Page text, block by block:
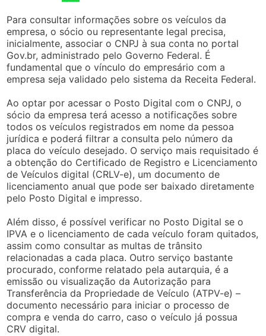
Para consultar informações sobre os veículos da
empresa, o sócio ou representante legal precisa,
inicialmente, associar o CNPJ à sua conta no portal
Gov.br, administrado pelo Governo Federal. É
fundamental que o vínculo do empresário com a
empresa seja validado pelo sistema da Receita Federal.
Ao optar por acessar o Posto Digital com o CNPJ, o
sócio da empresa terá acesso a notificações sobre
todos os veículos registrados em nome da pessoa
jurídica e poderá filtrar a consulta pelo número da
placa do veículo desejado. O serviço mais requisitado é
a obtenção do Certificado de Registro e Licenciamento
de Veículos digital (CRLV-e), um documento de
licenciamento anual que pode ser baixado diretamente
pelo Posto Digital e impresso.
Além disso, é possível verificar no Posto Digital se o
IPVA e o licenciamento de cada veículo foram quitados,
assim como consultar as multas de trânsito
relacionadas a cada placa. Outro serviço bastante
procurado, conforme relatado pela autarquia, é a
emissão ou visualização da Autorização para
Transferência da Propriedade de Veículo (ATPV-e) –
documento necessário para iniciar o processo de
compra e venda do carro, caso o veículo já possua
CRV digital.